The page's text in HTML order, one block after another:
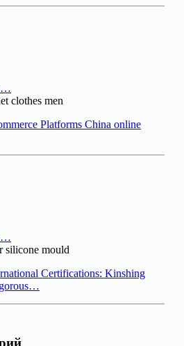
clothes men
Platforms China online
silicone mould
Certifications: Kinshing